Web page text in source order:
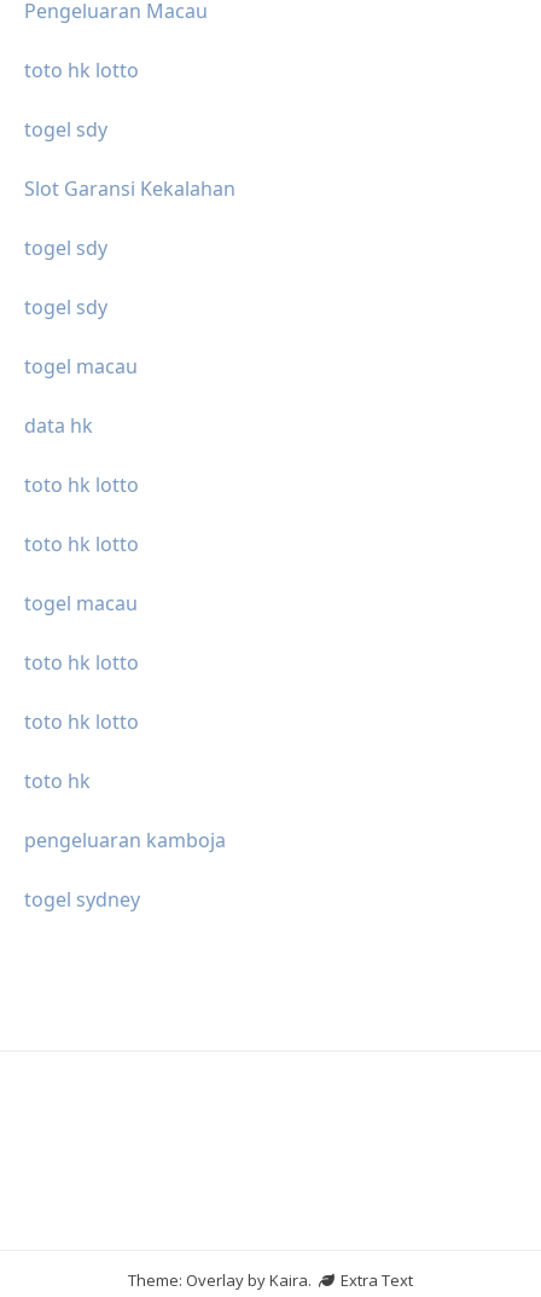
Pengeluaran Macau
toto hk lotto
togel sdy
Slot Garansi Kekalahan
togel sdy
togel sdy
togel macau
data hk
toto hk lotto
toto hk lotto
togel macau
toto hk lotto
toto hk lotto
toto hk
pengeluaran kamboja
togel sydney
Theme: Overlay byKaira. Extra Text